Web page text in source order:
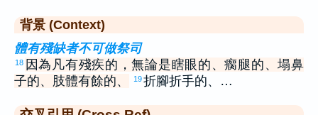
背景 (Context)
體有殘缺者不可做祭司
18 因為凡有殘疾的，無論是瞎眼的、瘸腿的、塌鼻
子的、肢體有餘的、
19折腳折手的、…